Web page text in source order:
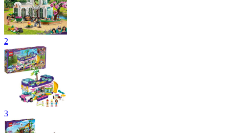
2
3